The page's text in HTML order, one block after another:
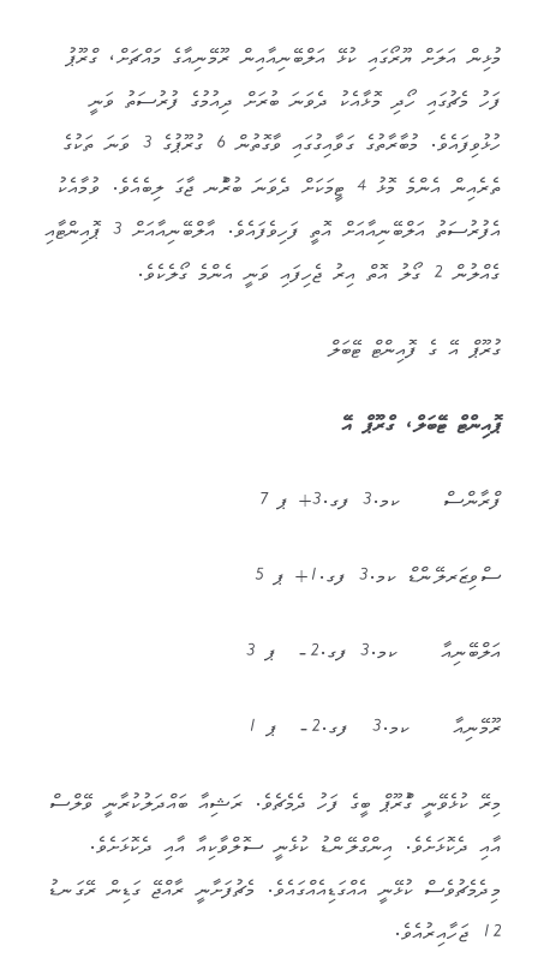
މުޅިން އަލަށް ޔޫރޯގައި ކުޅޭ އަލްބޭނިއާއިން ރޫމޭނިއާގެ މައްޗަށް، ގްރޫޕު
ފަހު މެޗުގައި ހޯދި މޮޅާއެކު ދެވަނަ ބުރަށް ދިއުމުގެ ފުރުސަތު ވަނީ
ހުޅުވިފައެވެ. މުބާރާތުގެ ގަވާއިގުގައި ވާގޮތުން 6 ގުރޫޕުގެ 3 ވަނަ ތަކުގެ
ތެރެއިން އެންމެ މޮޅު 4 ޓީމަކަށް ދެވަނަ ބުރުްނ ޖާގަ ލިބެއެވެ. ވުމާއެކު
އެފުރުސަތު އަލްބޭނިއާއަށް އޮތީ ފަހިވެފައެވެ. އާލްބޭނިއާއަށް 3 ޕޮއިންޓާއި
ގެއްލުން 2 ގޯލު އޮތް އިރު ޖެހިފައި ވަނީ އެންމެ ގޯލެކެވެ.
ގުރޫޕް އޭ ގެ ފޮއިންޓް ޓޭބަލް
ޕޮއިންޓް ޓޭބަލް، ގްރޫޕް އޭ
ފްރާންސް ކމ.3 ފގ.3+ ޕ 7
ސްވިޒަރލޭންޑް ކމ.3 ފގ.1+ ޕ 5
އަލްބޭނިއާ ކމ.3 ފގ.2- ޕ 3
ރޫމޭނިއާ ކމ.3 ފގ.2- ޕ 1
މިރޭ ކުޅެވޭނީ ގުްރޫޕް ބީގެ ފަހު ދެމެޗެވެ. ރަޝިއާ ބައްދަލުކުރާނީ ވޭލްސް
އާއި ދެކޮޅަށެވެ. އިންގްލޭންޑު ކުޅެނީ ސޮލްވާކިއާ އާއި ދެކޮޅަށެވެ.
މިދެމެޗުވެސް ކުޅޭނީ އެއްގަޑިއެއްގައެވެ. މެޗުފަށާނީ ރާއްޖޭ ގަޑިން ރޭގަނޑު
12 ޖަހާއިރުއެވެ.